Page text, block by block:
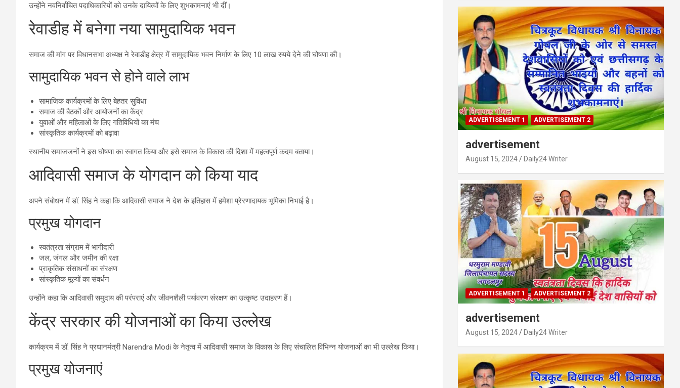
उन्होंने नवनिर्वाचित पदाधिकारियों को उनके दायित्वों के लिए शुभकामनाएं भी दीं।
रेवाडीह में बनेगा नया सामुदायिक भवन
समाज की मांग पर विधानसभा अध्यक्ष ने रेवाडीह क्षेत्र में सामुदायिक भवन निर्माण के लिए 10 लाख रुपये देने की घोषणा की।
सामुदायिक भवन से होने वाले लाभ
सामाजिक कार्यक्रमों के लिए बेहतर सुविधा
समाज की बैठकों और आयोजनों का केंद्र
युवाओं और महिलाओं के लिए गतिविधियों का मंच
सांस्कृतिक कार्यक्रमों को बढ़ावा
स्थानीय समाजजनों ने इस घोषणा का स्वागत किया और इसे समाज के विकास की दिशा में महत्वपूर्ण कदम बताया।
आदिवासी समाज के योगदान को किया याद
अपने संबोधन में डॉ. सिंह ने कहा कि आदिवासी समाज ने देश के इतिहास में हमेशा प्रेरणादायक भूमिका निभाई है।
प्रमुख योगदान
स्वतंत्रता संग्राम में भागीदारी
जल, जंगल और जमीन की रक्षा
प्राकृतिक संसाधनों का संरक्षण
सांस्कृतिक मूल्यों का संवर्धन
उन्होंने कहा कि आदिवासी समुदाय की परंपराएं और जीवनशैली पर्यावरण संरक्षण का उत्कृष्ट उदाहरण हैं।
केंद्र सरकार की योजनाओं का किया उल्लेख
कार्यक्रम में डॉ. सिंह ने प्रधानमंत्री Narendra Modi के नेतृत्व में आदिवासी समाज के विकास के लिए संचालित विभिन्न योजनाओं का भी उल्लेख किया।
प्रमुख योजनाएं
ADVERTISEMENT 1 ADVERTISEMENT 2
advertisement
August 15, 2024 Daily24 Writer
ADVERTISEMENT 1 ADVERTISEMENT 2
advertisement
August 15, 2024 Daily24 Writer